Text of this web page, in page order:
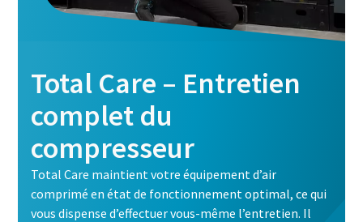
Total Care – Entretien
complet du
compresseur
Total Care maintient votre équipement d’air
comprimé en état de fonctionnement optimal, ce qui
vous dispense d’effectuer vous-même l’entretien. Il